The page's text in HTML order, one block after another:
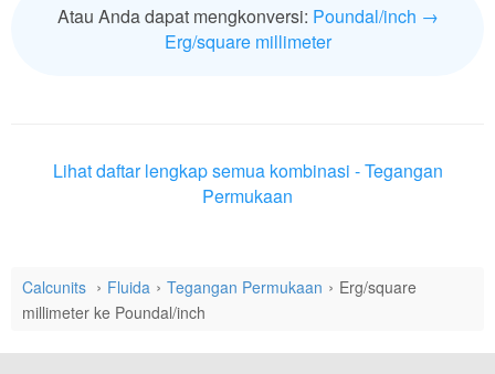
Atau Anda dapat mengkonversi: Poundal/inch →
Erg/square millimeter
Lihat daftar lengkap semua kombinasi - Tegangan
Permukaan
Calcunits Fluida Tegangan Permukaan
Erg/square
millimeter ke Poundal/inch